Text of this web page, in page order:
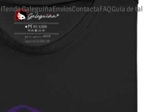
Tenda GaleguiñaEnvíosContactaFAQGuía de
carriño.